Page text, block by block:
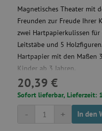
Magnetisches Theater mit
Freunden zur Freude Ihrer
zwei Hartpapierkulissen für
Leitstäbe und 5
Hartpapier mit den Maßen
Kinder ab 3 Jahren.
20,39 €
Sofort lieferbar, Lieferzeit:
+
- In den